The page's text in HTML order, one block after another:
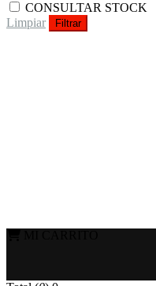
CONSULTAR STOCK
Limpiar
Filtrar